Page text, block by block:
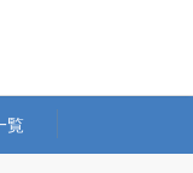
覧